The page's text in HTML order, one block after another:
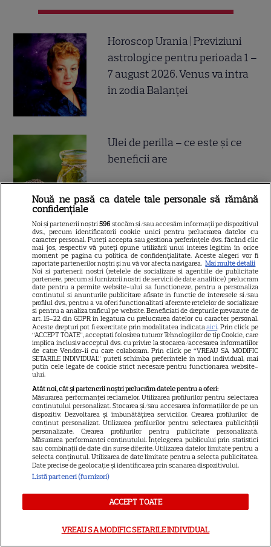
Horoscop Urania | Previziuni
astrologice pentru perioada 1 –
7 august 2026. Venus va intra
în zodia Balanței
Ulei de perilla – ce este și ce
beneficii are
Cum poate fi consumat
ghimbirul
Ce este decoctul, cum se
obţine şi care sunt utilizările
ALTE ARTICOLE
INTERESANTE
Nouă ne pasă ca datele tale personale să rămână
confidențiale
Noi și partenerii noștri596 stocăm și/sau accesăm informații pe dispozitivul
dvs., precum identificatorii cookie unici pentru prelucrarea datelor cu
caracter personal. Puteți accepta sau gestiona preferințele dvs. făcând clic
mai jos, respectiv vă puteți opune utilizării unui interes legitim în orice
moment pe pagina cu politica de confidențialitate. Aceste alegeri vor fi
raportate partenerilor noștri și nu vă vor afecta navigarea. Mai multe detalii
Noi si partenerii nostri (retelele de socializare si agentiile de publicitate
partenere, precum si furnizorii nostri de servicii de date analitice) prelucram
date pentru a permite website-ului sa functioneze, pentru a personaliza
continutul si anunturile publicitare afisate in functie de interesele si/sau
profilul dvs., pentru a va oferi functionalitati aferente retelelor de socializare
si pentru a analiza traficul pe website. Beneficiati de drepturile prevazute de
art. 15-22 din GDPR in legatura cu prelucrarea datelor cu caracter personal.
Aceste drepturi pot fi exercitate prin modalitatea indicataaici. Prin click pe
“ACCEPT TOATE”, acceptati folosirea tuturor Tehnologiilor de tip Cookie, care
implica inclusiv acceptul dvs. cu privire la stocarea/accesarea informatiilor
de catre Vendor-ii cu care colaboram. Prin click pe “VREAU SA MODIFIC
SETARILE INDIVIDUAL” puteti schimba preferintele in mod individual, mai
putin cele legate de cookie strict necesare pentru functionarea website-
ului.
Atât noi, cât și partenerii noștri prelucrăm datele pentru a oferi:
Măsurarea performanței reclamelor. Utilizarea profilurilor pentru selectarea
conținutului personalizat. Stocarea și/sau accesarea informațiilor de pe un
dispozitiv. Dezvoltarea și îmbunătățirea serviciilor. Crearea profilurilor de
conținut personalizat. Utilizarea profilurilor pentru selectarea publicității
personalizate. Crearea profilurilor pentru publicitate personalizată.
Măsurarea performanței conținutului. Înțelegerea publicului prin statistici
sau combinații de date din surse diferite. Utilizarea datelor limitate pentru a
selecta conținutul. Utilizarea de date limitate pentru a selecta publicitatea.
Date precise de geolocație și identificarea prin scanarea dispozitivului.
Listă parteneri (furnizori)
ACCEPT TOATE
VREAU SA MODIFIC SETARILE INDIVIDUAL